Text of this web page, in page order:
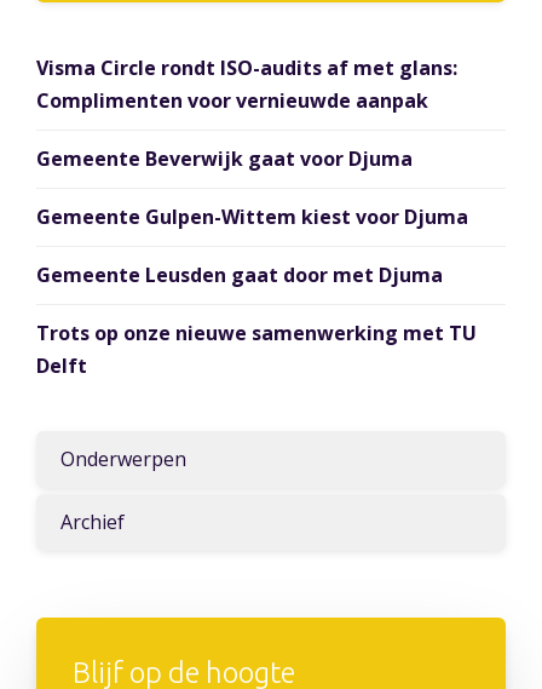
Visma Circle rondt ISO-audits af met glans:
Complimenten voor vernieuwde aanpak
Gemeente Beverwijk gaat voor Djuma
Gemeente Gulpen-Wittem kiest voor Djuma
Gemeente Leusden gaat door met Djuma
Trots op onze nieuwe samenwerking met TU
Delft
Onderwerpen
Archief
Blijf op de hoogte